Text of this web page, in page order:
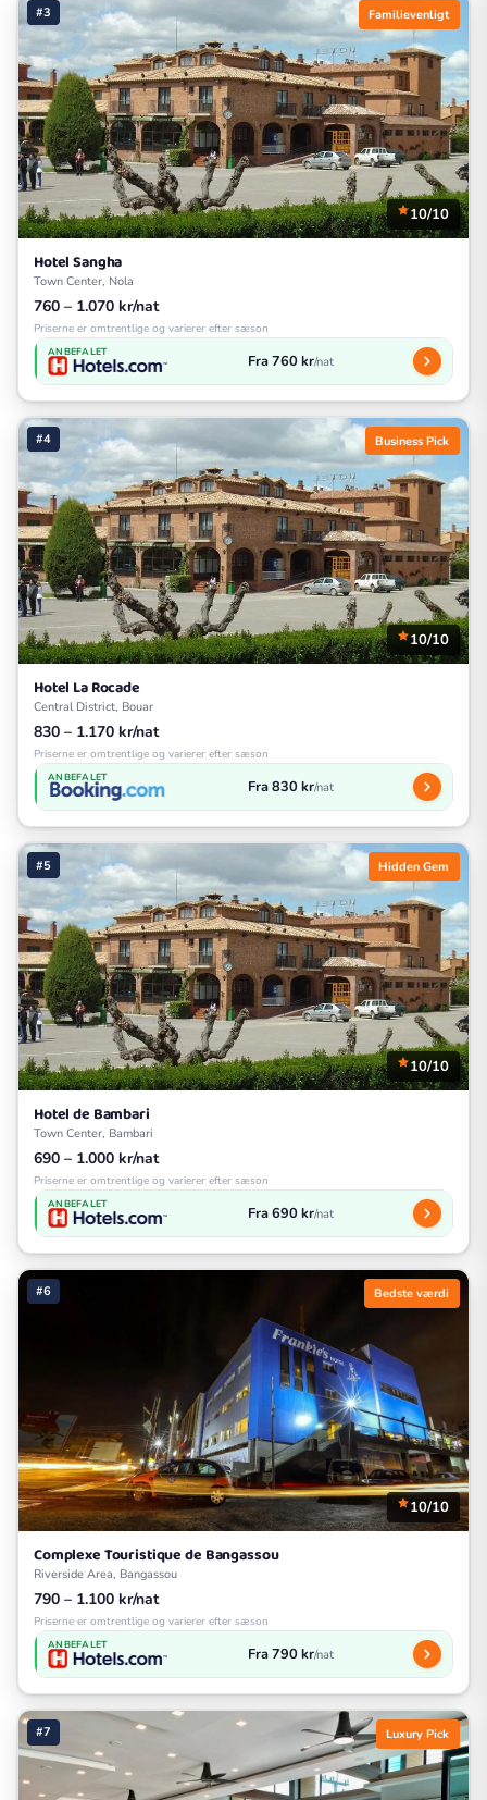
#3 Familievenligt
10/10
Hotel Sangha
Town Center, Nola
760 – 1.070 kr/nat
Priserne er omtrentlige og varierer efter sæson
ANBEFALET Fra 760 kr/nat
#4 Business Pick
10/10
Hotel La Rocade
Central District, Bouar
830 – 1.170 kr/nat
Priserne er omtrentlige og varierer efter sæson
ANBEFALET Fra 830 kr/nat
#5 Hidden Gem
10/10
Hotel de Bambari
Town Center, Bambari
690 – 1.000 kr/nat
Priserne er omtrentlige og varierer efter sæson
ANBEFALET Fra 690 kr/nat
#6 Bedste værdi
10/10
Complexe Touristique de Bangassou
Riverside Area, Bangassou
790 – 1.100 kr/nat
Priserne er omtrentlige og varierer efter sæson
ANBEFALET Fra 790 kr/nat
#7 Luxury Pick